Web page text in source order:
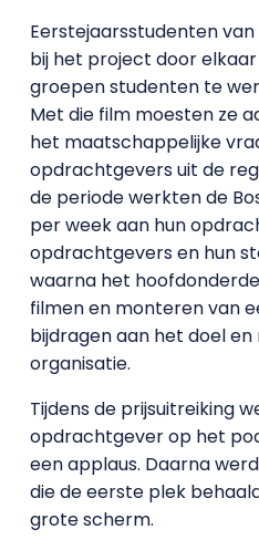
Eerstejaarsstudenten
bij het project door
groepenstudenten te
Met die film moesten ze
het maatschappelijke
opdrachtgevers uit de
de periode werkten de
per week aan hun
opdrachtgevers en hun
waarna het
filmen en monteren van
bijdragen aan het doel en
organisatie.
Tijdens de prijsuitreiking
opdrachtgever op het
een applaus. Daarna
die de eerste plek
grote scherm.